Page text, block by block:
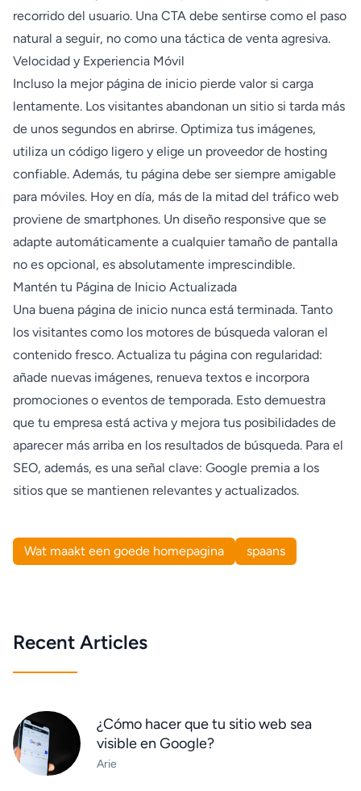
recorrido del usuario. Una CTA debe sentirse como el paso
natural a seguir, no como una táctica de venta agresiva.
Velocidad y Experiencia Móvil
Incluso la mejor página de inicio pierde valor si carga
lentamente. Los visitantes abandonan un sitio si tarda más
de unos segundos en abrirse. Optimiza tus imágenes,
utiliza un código ligero y elige un proveedor de hosting
confiable. Además, tu página debe ser siempre amigable
para móviles. Hoy en día, más de la mitad del tráfico web
proviene de smartphones. Un diseño responsive que se
adapte automáticamente a cualquier tamaño de pantalla
no es opcional, es absolutamente imprescindible.
Mantén tu Página de Inicio Actualizada
Una buena página de inicio nunca está terminada. Tanto
los visitantes como los motores de búsqueda valoran el
contenido fresco. Actualiza tu página con regularidad:
añade nuevas imágenes, renueva textos e incorpora
promociones o eventos de temporada. Esto demuestra
que tu empresa está activa y mejora tus posibilidades de
aparecer más arriba en los resultados de búsqueda. Para el
SEO, además, es una señal clave: Google premia a los
sitios que se mantienen relevantes y actualizados.
Wat maakt een goede homepagina spaans
Recent Articles
¿Cómo hacer que tu sitio web sea
visible en Google?
Arie